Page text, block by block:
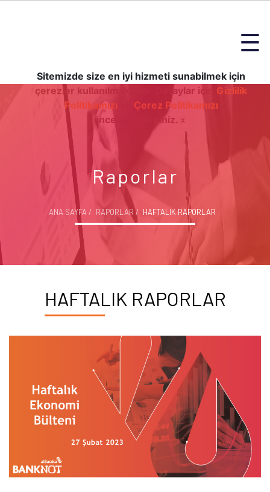
☰
Sitemizde size en iyi hizmeti sunabilmek için
çerezler kullanılmaktadır. Detaylar için Gizlilik
Politikamızı
Çerez Politikamızı
inceleyebilirsiniz. x
Raporlar
ANA SAYFA RAPORLAR HAFTALIK RAPORLAR
HAFTALIK RAPORLAR